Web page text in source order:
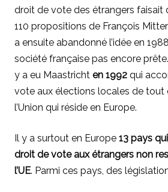
droit de vote des étrangers faisait
110 propositions de François
a ensuite abandonné l’idée en
société française pas encore
y a eu Maastricht en 1992 qui
vote aux élections locales de tout
l’Union qui réside en Europe.
Il y a surtout en Europe 13 pays
droit de vote aux étrangers non
l’UE. Parmi ces pays, des